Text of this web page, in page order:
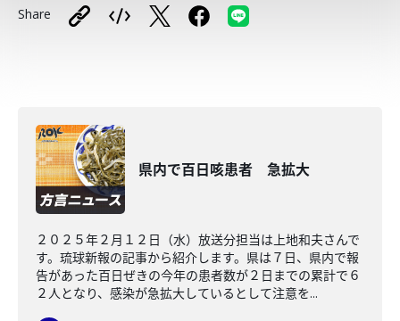
Share
県内で百日咳患者 急拡大
２０２５年２月１２日（水）放送分担当は上地和夫さんで
す。琉球新報の記事から紹介します。県は７日、県内で報
告があった百日ぜきの今年の患者数が２日までの累計で６
２人となり、感染が急拡大しているとして注意を...